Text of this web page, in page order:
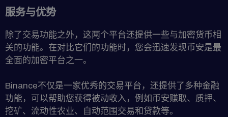
服务与优势
除了交易功能之外，这两个平台还提供一些与加密货币相
关的功能。在对比它们的功能时，您会迅速发现币安是最
全面的加密平台之一。
Binance不仅是一家优秀的交易平台，还提供了多种金融
功能，可以帮助您获得被动收入，例如币安赚取、质押、
挖矿、流动性农业、自动范围交易和贷款等。